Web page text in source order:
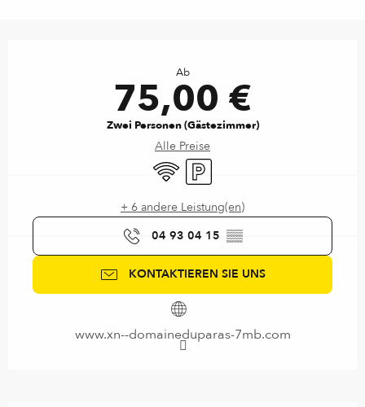
Ab
75,00 €
Zwei Personen (Gästezimmer)
Alle Preise
Wi-Fi Parkplatz
+ 6 andere Leistung(en)
04 93 04 15 ▒▒
KONTAKTIEREN SIE UNS
www.xn--domaineduparas-7mb.com